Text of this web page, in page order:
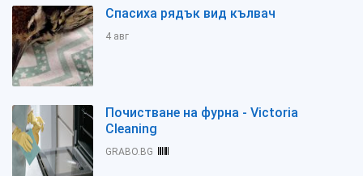
Спасиха рядък вид кълвач
4 авг
Почистване на фурна - Victoria
Cleaning
GRABO.BG